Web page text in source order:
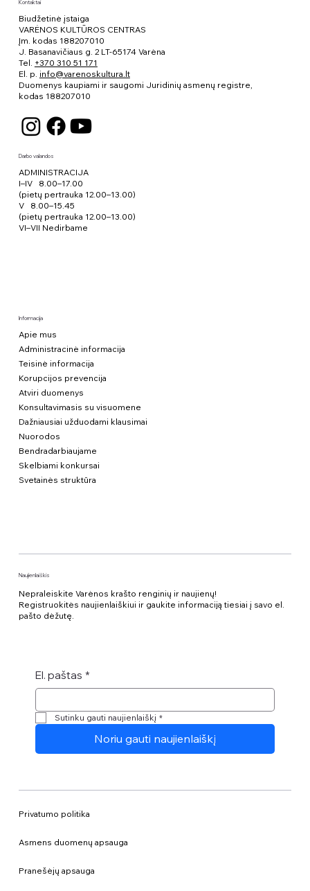
Kontaktai
Biudžetinė įstaiga
VARĖNOS KULTŪROS CENTRAS
Įm. kodas 188207010
J. Basanavičiaus g. 2 LT-65174 Varėna
Tel. +370 310 51 171
El. p. info@varenoskultura.lt
Duomenys kaupiami ir saugomi Juridinių asmenų registre,
kodas 188207010
Darbo valandos
ADMINISTRACIJA
I–IV 8.00–17.00
(pietų pertrauka 12.00–13.00)
V 8.00–15.45
(pietų pertrauka 12.00–13.00)
VI–VII Nedirbame
Informacija
Apie mus
Administracinė informacija
Teisinė informacija
Korupcijos prevencija
Atviri duomenys
Konsultavimasis su visuomene
Dažniausiai užduodami klausimai
Nuorodos
Bendradarbiaujame
Skelbiami konkursai
Svetainės struktūra
Naujienlaiškis
Nepraleiskite Varėnos krašto renginių ir naujienų!
Registruokitės naujienlaiškiui ir gaukite informaciją tiesiai į savo el.
pašto dėžutę.
El. paštas *
Sutinku gauti naujienlaiškį *
Noriu gauti naujienlaiškį
Privatumo politika
Asmens duomenų apsauga
Pranešėjų apsauga